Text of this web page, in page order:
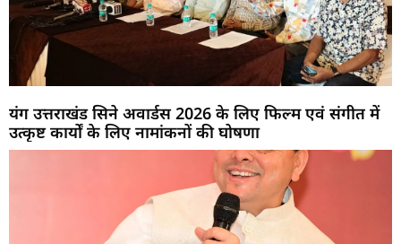
यंग उत्तराखंड सिने अवार्डस 2026 के लिए फिल्म एवं संगीत में
उत्कृष्ट कार्यों के लिए नामांकनों की घोषणा